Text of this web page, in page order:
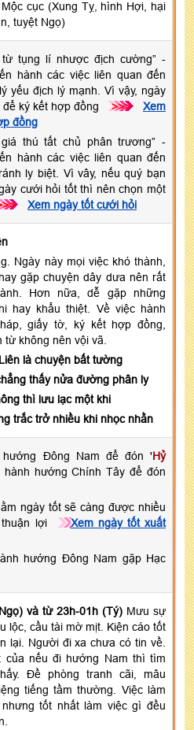
cục (Xung Tỵ, hình Hợi, hại
tuyệt Ngọ)
tụng lí nhược địch cường” -
hành các việc liên quan đến
yếu địch lý mạnh. Vì vậy, ngày
để ký kết hợp đồng
>>>
Xem
đồng
thú tất chủ phân trương” -
hành các việc liên quan đến
ly biệt. Vì vây, nếu quý bạn
cưới hỏi tốt thì nên chọn một
Xem ngày tốt cưới hỏi
Ngày này mọi việc khó thành,
gặp chuyện dây dưa nên rất
Hơn nữa, dễ gặp những
hay khẩu thiệt. Về việc hành
giấy tờ, ký kết hợp đồng,
không nên vội vã.
là chuyện bất tường
thấy nửa đường phân ly
thì lưu lạc một khi
trắc trở nhiều khi nhọc nhằn
Đông Nam để đón 'Hỷ
hành hướng Chính Tây để đón
ngày tốt sẽ càng được nhiều
lợi
Xem ngày tốt xuất
hướng Đông Nam gặp Hạc
và từ 23h-01h (Tý) Mưu sự
lộc, cầu tài mờ mịt. Kiện cáo tốt
lại. Người đi xa chưa có tin về.
của nếu đi hướng Nam thì tìm
Đề phòng tranh cãi, mâu
tiếng tầm thường. Việc làm
tốt nhất làm việc gì đều